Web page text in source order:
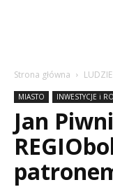
Strona główna LUDZIE
MIASTO INWESTYCJE i
Jan